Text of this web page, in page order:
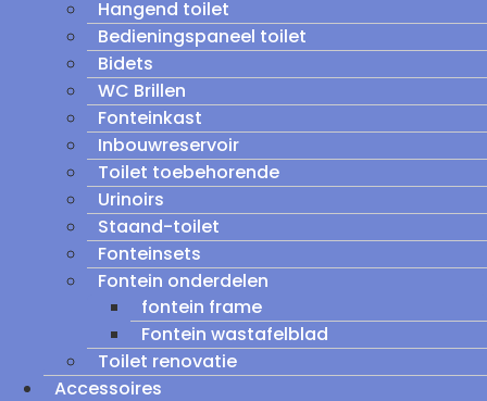
Hangend toilet
Bedieningspaneel toilet
Bidets
WC Brillen
Fonteinkast
Inbouwreservoir
Toilet toebehorende
Urinoirs
Staand-toilet
Fonteinsets
Fontein onderdelen
fontein frame
Fontein wastafelblad
Toilet renovatie
Accessoires